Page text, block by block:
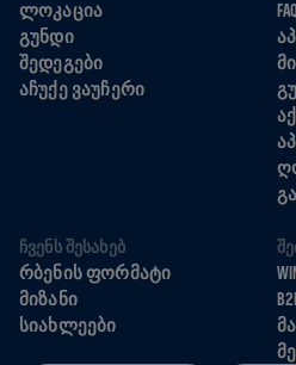
ᲚᲝᲙᲐᲪᲘᲐ
ᲒᲣᲜᲓᲘ
ᲨᲔᲓᲔᲒᲔᲑᲘ
ᲐᲩᲣᲥᲔ ᲕᲐᲣᲩᲔᲠᲘ
ᲩᲕᲔᲜᲡ ᲨᲔᲡᲐᲮᲔᲑ
ᲠᲑᲔᲜᲘᲡ ᲤᲝᲠᲛᲐᲢᲘ
ᲛᲘᲖᲐᲜᲘ
ᲡᲘᲐᲮᲚᲔᲔᲑᲘ